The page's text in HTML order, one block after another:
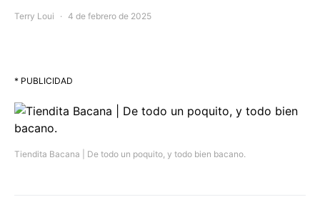
Terry Loui 4 de febrero de 2025
* PUBLICIDAD
Tiendita Bacana | De todo un poquito, y todo bien bacano.